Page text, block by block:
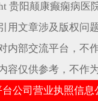
贵阳颠康癫痫病医
用文章涉及版权问
内部交流平台，不
容仅供参考，不作
台公司营业执照信息